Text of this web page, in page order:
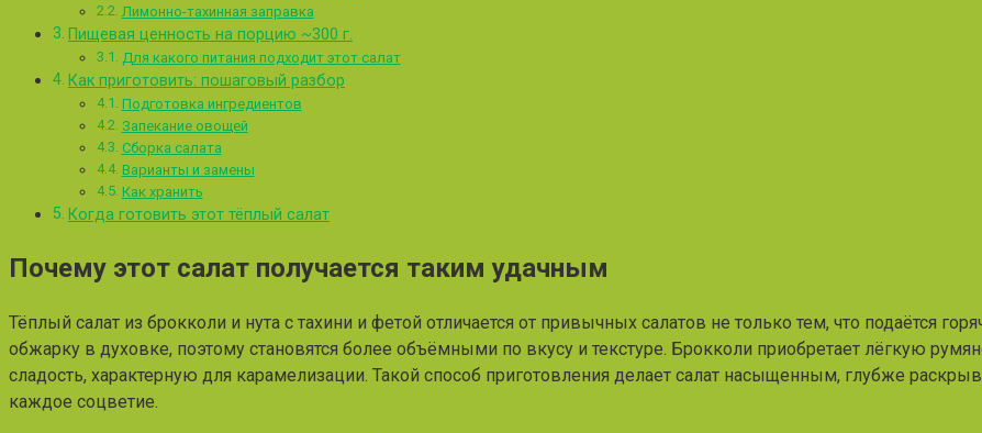
Лимонно-тахинная заправка
Пищевая ценность на порцию ~300 г.
Для какого питания подходит этот салат
Как приготовить: пошаговый разбор
Подготовка ингредиентов
Запекание овощей
Сборка салата
Варианты и замены
Как хранить
Когда готовить этот тёплый салат
Почему этот салат получается таким удачным
Тёплый салат из брокколи и нута с тахини и фетой отличается от привычных салатов не только тем, что подаётся
обжарку в духовке, поэтому становятся более объёмными по вкусу и текстуре. Брокколи приобретает лёгкую
сладость, характерную для карамелизации. Такой способ приготовления делает салат насыщенным, глубже
каждое соцветие.